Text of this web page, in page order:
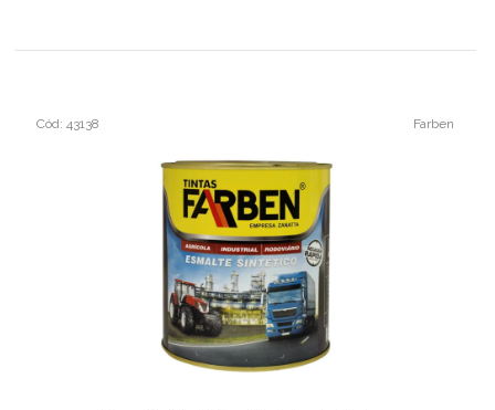
Cód: 43138 Farben